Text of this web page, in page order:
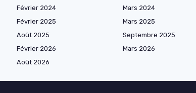
Février 2024 Mars 2024
Février 2025 Mars 2025
Août 2025 Septembre 2025
Février 2026 Mars 2026
Août 2026